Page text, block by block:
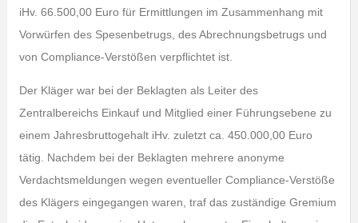
iHv. 66.500,00 Euro für Ermittlungen im Zusammenhang mit
Vorwürfen des Spesenbetrugs, des Abrechnungsbetrugs und
von Compliance-Verstößen verpflichtet ist.
Der Kläger war bei der Beklagten als Leiter des
Zentralbereichs Einkauf und Mitglied einer Führungsebene zu
einem Jahresbruttogehalt iHv. zuletzt ca. 450.000,00 Euro
tätig. Nachdem bei der Beklagten mehrere anonyme
Verdachtsmeldungen wegen eventueller Compliance-Verstöße
des Klägers eingegangen waren, traf das zuständige Gremium